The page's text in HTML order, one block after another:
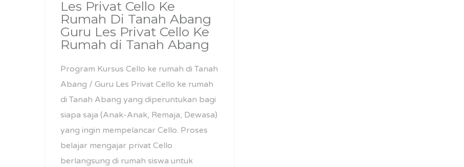
Les Privat Cello Ke
Rumah Di Tanah Abang
Guru Les Privat Cello Ke
Rumah di Tanah Abang
Program Kursus Cello ke rumah di Tanah
Abang / Guru Les Privat Cello ke rumah
di Tanah Abang yang diperuntukan bagi
siapa saja (Anak-Anak, Remaja, Dewasa)
yang ingin mempelancar Cello. Proses
belajar mengajar privat Cello
berlangsung di rumah siswa untuk